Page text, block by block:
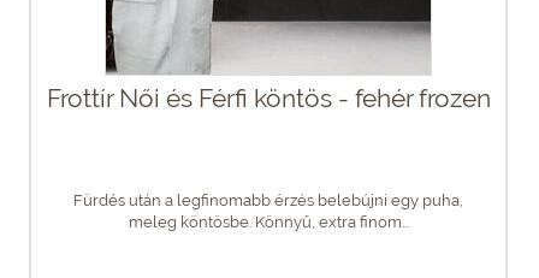
Frottír Női és Férfi köntös - fehér frozen
Fürdés után a legfinomabb érzés belebújni egy puha,
meleg köntösbe. Könnyű, extra finom...